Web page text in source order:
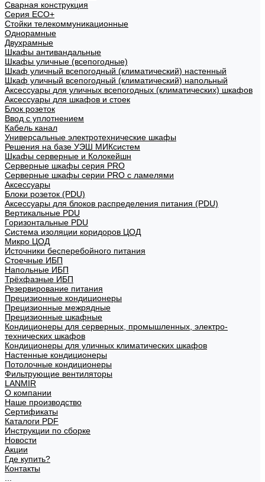
Сварная конструкция
Серия ECO+
Стойки телекоммуникационные
Однорамные
Двухрамные
Шкафы антивандальные
Шкафы уличные (всепогодные)
Шкаф уличный всепогодный (климатический) настенный
Шкаф уличный всепогодный (климатический) напольный
Аксессуары для уличных всепогодных (климатических) шкафов
Аксессуары для шкафов и стоек
Блок розеток
Ввод с уплотнением
Кабель канал
Универсальные электротехнические шкафы
Решения на базе УЭШ МИКсистем
Шкафы серверные и Колокейшн
Серверные шкафы серия PRO
Серверные шкафы серии PRO с ламелями
Аксессуары
Блоки розеток (PDU)
Аксессуары для блоков распределения питания (PDU)
Вертикальные PDU
Горизонтальные PDU
Система изоляции коридоров ЦОД
Микро ЦОД
Источники бесперебойного питания
Стоечные ИБП
Напольные ИБП
Трёхфазные ИБП
Резервирование питания
Прецизионные кондиционеры
Прецизионные межрядные
Прецизионные шкафные
Кондиционеры для серверных, промышленных, электро-
технических шкафов
Кондиционеры для уличных климатических шкафов
Настенные кондиционеры
Потолочные кондиционеры
Фильтрующие вентиляторы
LANMIR
О компании
Наше производство
Сертификаты
Каталоги PDF
Инструкции по сборке
Новости
Акции
Где купить?
Контакты